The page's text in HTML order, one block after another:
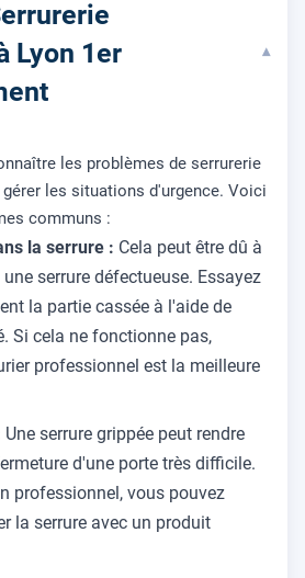
Lyon 1er
▾
les problèmes de serrurerie
les situations d'urgence. Voici
communs :
la serrure : Cela peut être dû à
serrure défectueuse. Essayez
la partie cassée à l'aide de
Si cela ne fonctionne pas,
professionnel est la meilleure
Une serrure grippée peut rendre
d'une porte très difficile.
professionnel, vous pouvez
la serrure avec un produit